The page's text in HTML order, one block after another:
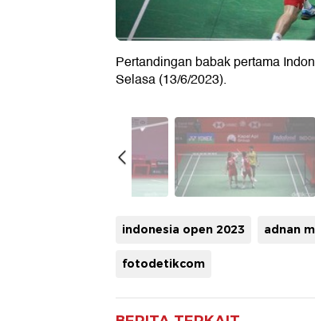
Pertandingan babak pertama
Selasa (13/6/2023).
indonesia open 2023 adnan
fotodetikcom